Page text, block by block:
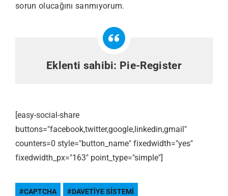
sorun olucağını sanmıyorum.
Eklenti sahibi: Pie-Register
[easy-social-share
buttons="facebook,twitter,google,linkedin,gmail"
counters=0 style="button_name" fixedwidth="yes"
fixedwidth_px="163" point_type="simple"]
CAPTCHA DAVETIYE SISTEMI